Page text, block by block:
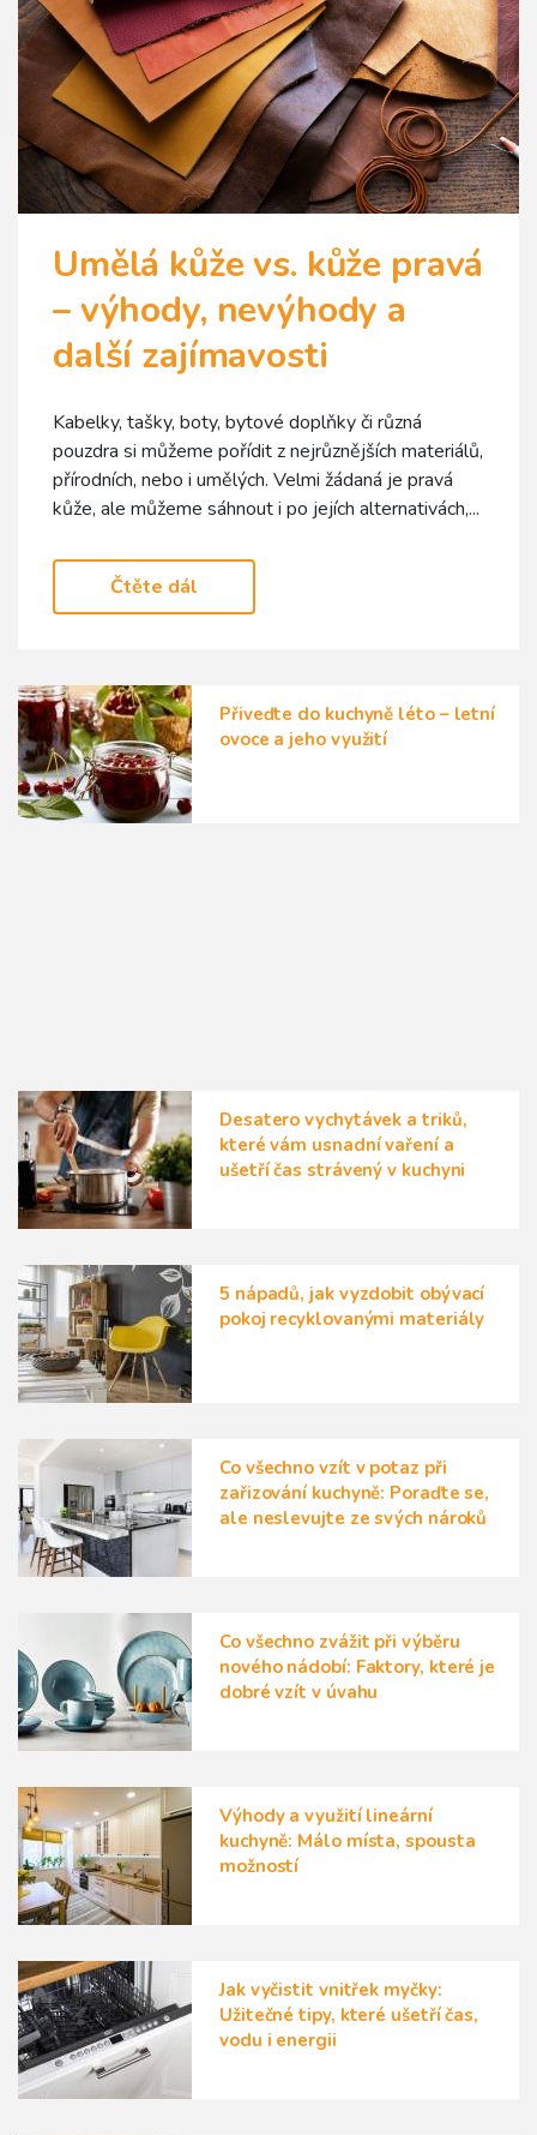
Umělá kůže vs. kůže pravá
– výhody, nevýhody a
další zajímavosti
Kabelky, tašky, boty, bytové doplňky či různá
pouzdra si můžeme pořídit z nejrůznějších materiálů,
přírodních, nebo i umělých. Velmi žádaná je pravá
kůže, ale můžeme sáhnout i po jejích alternativách,...
Čtěte dál
Přiveďte do kuchyně léto – letní
ovoce a jeho využití
Desatero vychytávek a triků,
které vám usnadní vaření a
ušetří čas strávený v kuchyni
5 nápadů, jak vyzdobit obývací
pokoj recyklovanými materiály
Co všechno vzít v potaz při
zařizování kuchyně: Poraďte se,
ale neslevujte ze svých nároků
Co všechno zvážit při výběru
nového nádobí: Faktory, které je
dobré vzít v úvahu
Výhody a využití lineární
kuchyně: Málo místa, spousta
možností
Jak vyčistit vnitřek myčky:
Užitečné tipy, které ušetří čas,
vodu i energii